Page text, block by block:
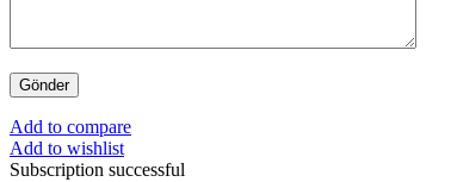
Add to compare
Add to wishlist
Subscription successful